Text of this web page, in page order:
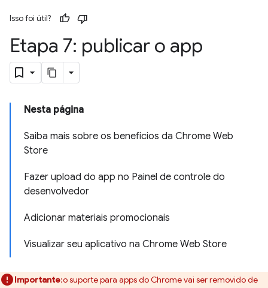
Isso foi útil?
Etapa 7: publicar o app
Nesta página
Saiba mais sobre os benefícios da Chrome Web
Store
Fazer upload do app no Painel de controle do
desenvolvedor
Adicionar materiais promocionais
Visualizar seu aplicativo na Chrome Web Store
Importante:o suporte para apps do Chrome vai ser removido de